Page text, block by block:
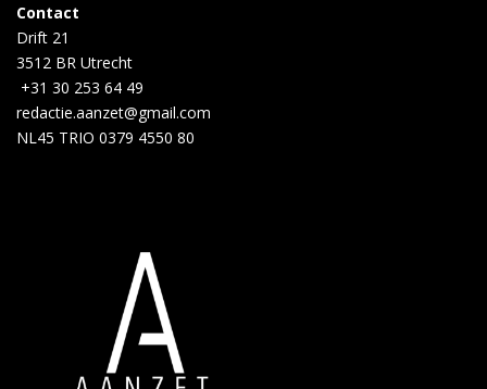
Contact
Drift 21
3512 BR Utrecht
+31 30 253 64 49
redactie.aanzet@gmail.com
NL45 TRIO 0379 4550 80